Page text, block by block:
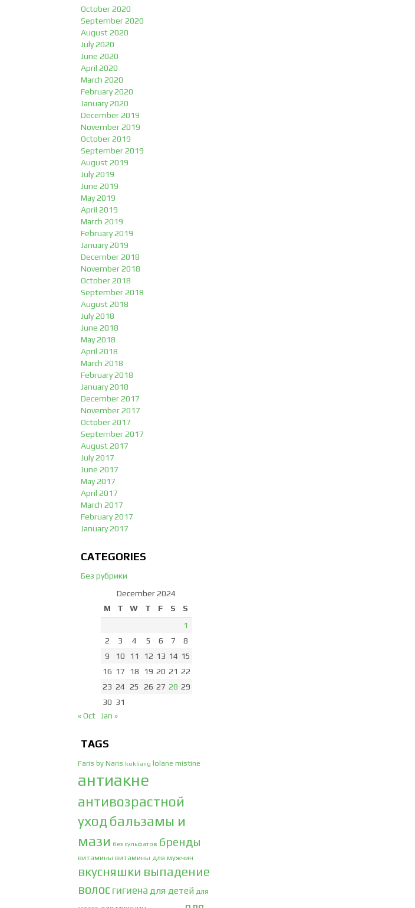
October 2020
September 2020
August 2020
July 2020
June 2020
April 2020
March 2020
February 2020
January 2020
December 2019
November 2019
October 2019
September 2019
August 2019
July 2019
June 2019
May 2019
April 2019
March 2019
February 2019
January 2019
December 2018
November 2018
October 2018
September 2018
August 2018
July 2018
June 2018
May 2018
April 2018
March 2018
February 2018
January 2018
December 2017
November 2017
October 2017
September 2017
August 2017
July 2017
June 2017
May 2017
April 2017
March 2017
February 2017
January 2017
CATEGORIES
Без рубрики
December 2024
M
T W T F S
S
1
2
3 4 5 6 7
8
9
10 11 12 13 14 15
16 17 18 19 20 21 22
23 24 25 26 27 28 29
30 31
« Oct
Jan »
TAGS
Faris by Naris kokliang lolane mistine
антиакне
антивозрастной
уход бальзамы и
мази без сульфатов бренды
витамины витамины для мужчин
вкусняшки выпадение
волос гигиена для детей для